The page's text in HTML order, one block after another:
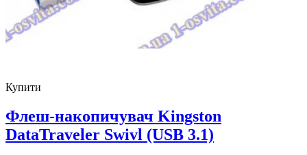
Купити
Флеш-накопичувач Kingston
DataTraveler Swivl (USB 3.1)